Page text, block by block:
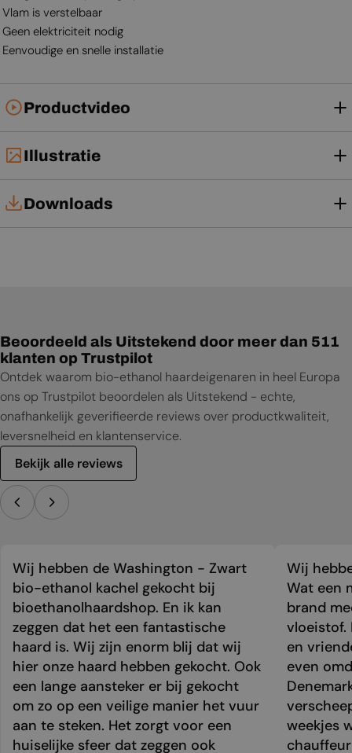
Vlam is verstelbaar
Geen elektriciteit nodig
Eenvoudige en snelle installatie
Productvideo
Illustratie
Downloads
Beoordeeld als Uitstekend door meer dan 511
klanten op Trustpilot
Ontdek waarom bio-ethanol haardeigenaren in heel Europa
ons op Trustpilot beoordelen als Uitstekend - echte,
onafhankelijk geverifieerde reviews over productkwaliteit,
leversnelheid en klantenservice.
Bekijk alle reviews
Wij hebben de Washington - Zwart
bio-ethanol kachel gekocht bij
bioethanolhaardshop. En ik kan
zeggen dat het een fantastische
haard is. Wij zijn enorm blij dat wij
hier onze haard hebben gekocht. Ook
een lange aansteker er bij gekocht
om zo op een veilige manier het vuur
aan te steken. Het zorgt voor een
huiselijke sfeer dat zeggen ook
Wij
Wat een
brand
vloeistof.
en
even
weekjes